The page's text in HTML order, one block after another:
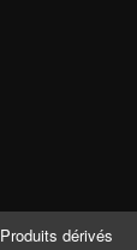
Produits dérivés